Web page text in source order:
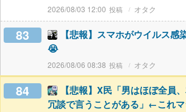
2026/08/03 12:00 オタク
83
【悲報】スマホがウイルス感
😭
2026/08/06 08:38 オタク
84
【悲報】X民「男はほぼ全員
冗談で言うことがある」←これ